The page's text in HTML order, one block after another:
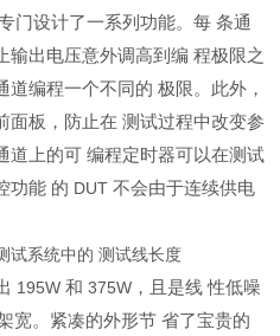
门设计了一系列功能。每 条通
输出电压意外调高到编 程极限之
道编程一个不同的 极限。此外，
面板，防止在 测试过程中改变参
道上的可 编程定时器可以在测试
功能 的 DUT不会由于连续供电
试系统中的 测试线长度
195W和 375W ，且是线 性低噪
宽。紧凑的外形节 省了宝贵的